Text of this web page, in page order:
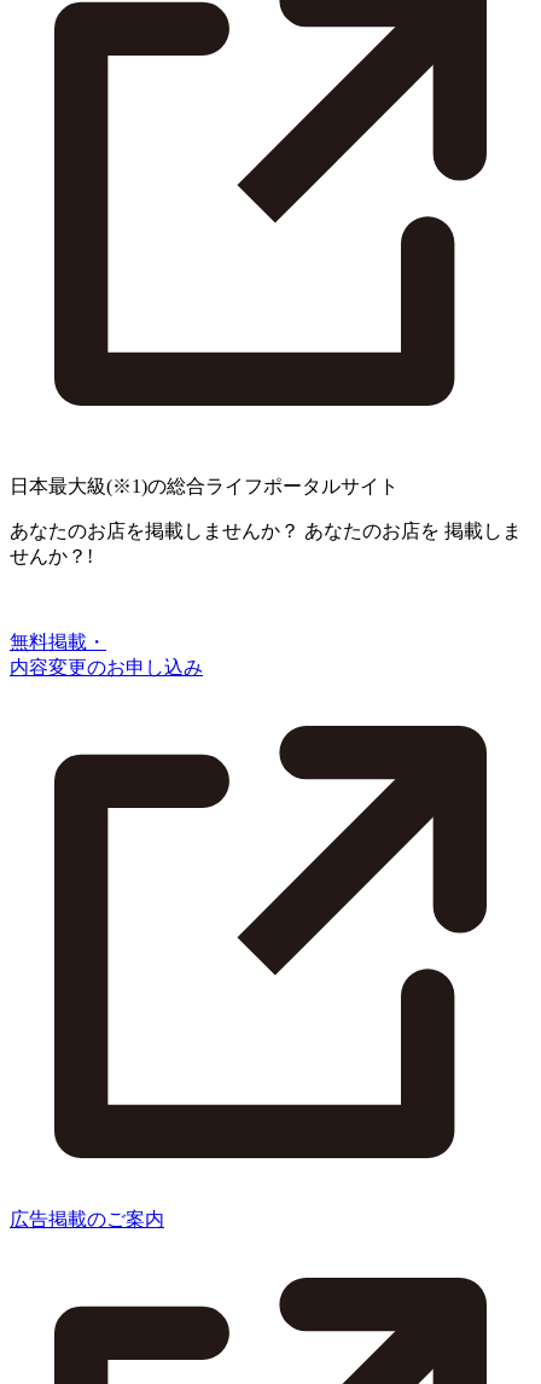
日本最大級(※1)の総合ライフポータルサイト
あなたのお店を掲載しませんか？ あなたのお店を 掲載しま
せんか？!
無料掲載・
内容変更のお申し込み
広告掲載のご案内